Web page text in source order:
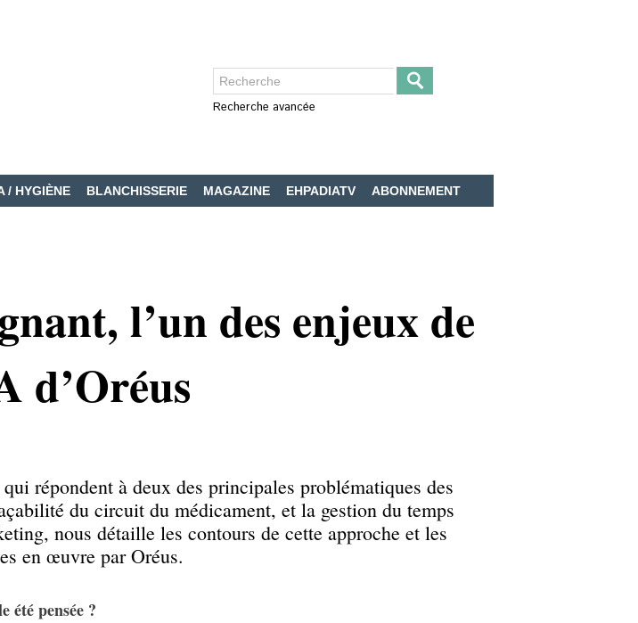
Recherche avancée
/ HYGIÈNE BLANCHISSERIE MAGAZINE EHPADIATV ABONNEMENT
l’un des enjeux de
d’Oréus
répondent à deux des principales problématiques des
du circuit du médicament, et la gestion du temps
nous détaille les contours de cette approche et les
en œuvre par Oréus.
été pensée ?